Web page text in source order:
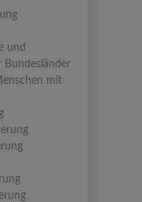
und
Bundesländer
mit